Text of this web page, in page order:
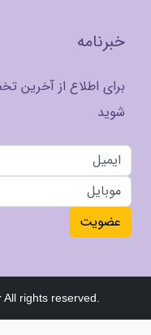
خبرنامه
برای اطلاع از آخرین
شوید
عضویت
rights reserved.